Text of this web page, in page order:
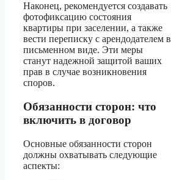
Наконец, рекомендуется создавать
фотофиксацию состояния
квартиры при заселении, а также
вести переписку с арендодателем в
письменном виде. Эти меры
станут надежной защитой ваших
прав в случае возникновения
споров.
Обязанности сторон: что
включить в договор
Основные обязанности сторон
должны охватывать следующие
аспекты: